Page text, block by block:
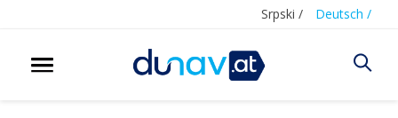
Srpski / Deutsch /